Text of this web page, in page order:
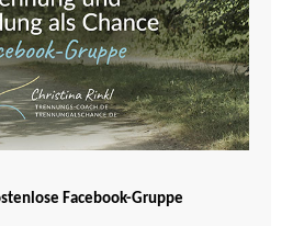
Facebook-Gruppe